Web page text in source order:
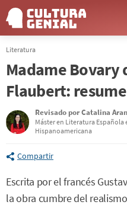
Literatura
Madame Bovary
Flaubert:
Revisado porCatalina
Máster en Literatura Española
Hispanoamericana
Compartir
Escrita por el francés
la obra cumbre del